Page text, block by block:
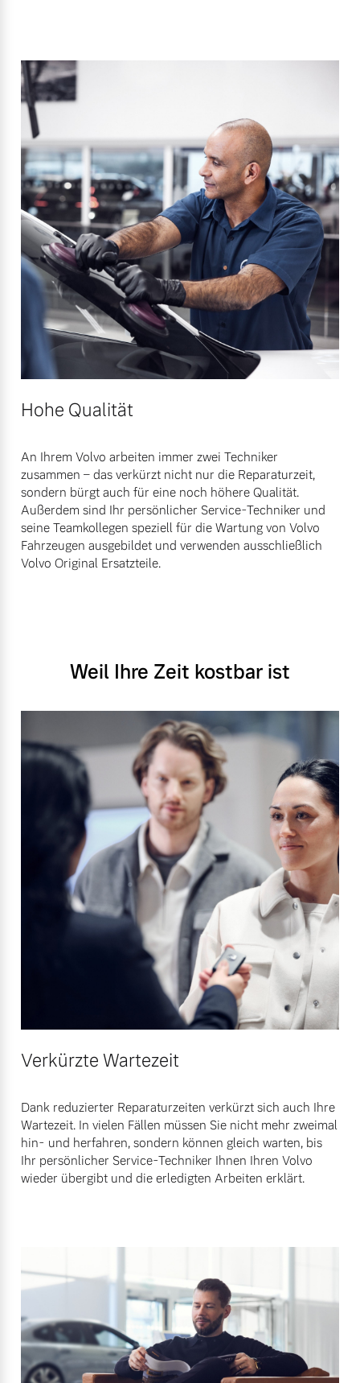
Hohe Qualität
An Ihrem Volvo arbeiten immer zwei Techniker
zusammen – das verkürzt nicht nur die Reparaturzeit,
sondern bürgt auch für eine noch höhere Qualität.
Außerdem sind Ihr persönlicher Service-Techniker und
seine Teamkollegen speziell für die Wartung von Volvo
Fahrzeugen ausgebildet und verwenden ausschließlich
Volvo Original Ersatzteile.
Weil Ihre Zeit kostbar ist
Verkürzte Wartezeit
Dank reduzierter Reparaturzeiten verkürzt sich auch Ihre
Wartezeit. In vielen Fällen müssen Sie nicht mehr zweimal
hin- und herfahren, sondern können gleich warten, bis
Ihr persönlicher Service-Techniker Ihnen Ihren Volvo
wieder übergibt und die erledigten Arbeiten erklärt.